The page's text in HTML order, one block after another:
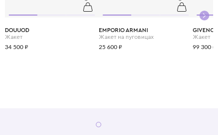
DOUUOD
Жакет
34 500 ₽
EMPORIO ARMANI
Жакет на пуговицах
25 600 ₽
Жакет
99 300 ₽